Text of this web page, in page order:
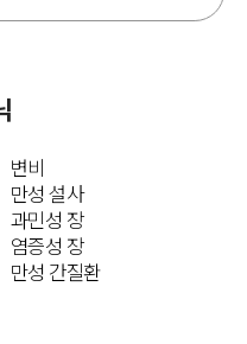
변비
만성 설사
과민성 장
염증성 장
만성 간질환